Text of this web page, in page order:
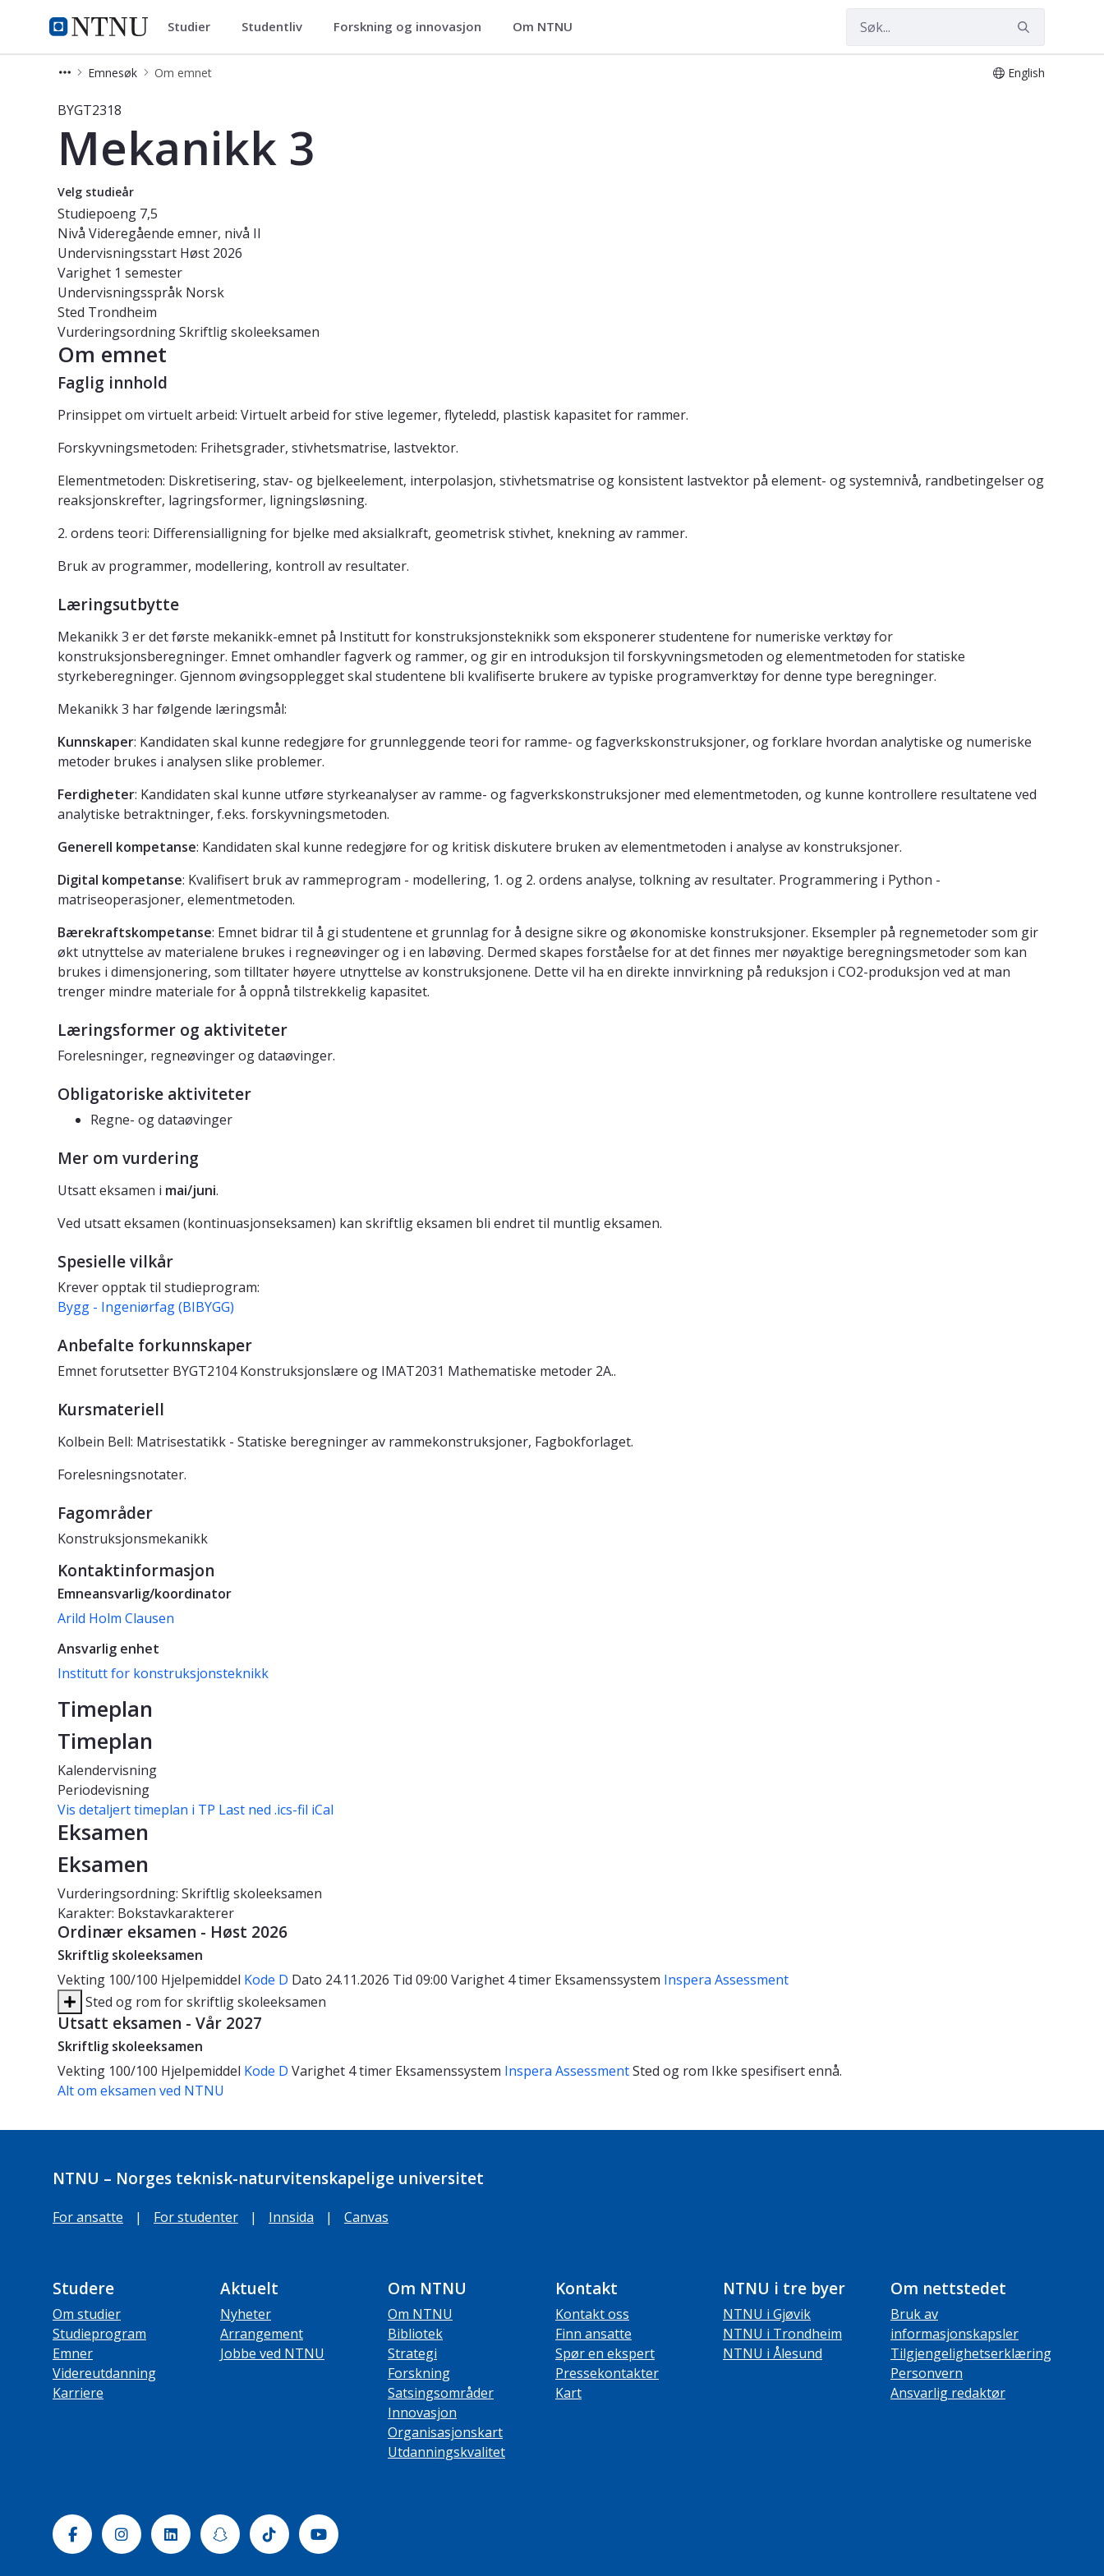
NTNU Hjemmeside
Studier Studier Studentliv Forskning og innovasjon Om NTNU
Emnesøk Om emnet English
Emne - Mekanikk 3 - BYGT2318
BYGT2318
Mekanikk 3
Velg studieår
Studiepoeng 7,5
Nivå Videregående emner, nivå II
Undervisningsstart Høst 2026
Varighet 1 semester
Undervisningsspråk Norsk
Sted Trondheim
VurderingsordningSkriftlig skoleeksamen
Om emnet
Faglig innhold
Prinsippet om virtuelt arbeid: Virtuelt arbeid for stive legemer, flyteledd, plastisk kapasitet for rammer.
Forskyvningsmetoden: Frihetsgrader, stivhetsmatrise, lastvektor.
Elementmetoden: Diskretisering, stav- og bjelkeelement, interpolasjon, stivhetsmatrise og konsistent lastvektor på element- og systemnivå, randbetingelser og
reaksjonskrefter, lagringsformer, ligningsløsning.
2. ordens teori: Differensialligning for bjelke med aksialkraft, geometrisk stivhet, knekning av rammer.
Bruk av programmer, modellering, kontroll av resultater.
Læringsutbytte
Mekanikk 3 er det første mekanikk-emnet på Institutt for konstruksjonsteknikk som eksponerer studentene for numeriske verktøy for
konstruksjonsberegninger. Emnet omhandler fagverk og rammer, og gir en introduksjon til forskyvningsmetoden og elementmetoden for statiske
styrkeberegninger. Gjennom øvingsopplegget skal studentene bli kvalifiserte brukere av typiske programverktøy for denne type beregninger.
Mekanikk 3 har følgende læringsmål:
Kunnskaper: Kandidaten skal kunne redegjøre for grunnleggende teori for ramme- og fagverkskonstruksjoner, og forklare hvordan analytiske og numeriske
metoder brukes i analysen slike problemer.
Ferdigheter: Kandidaten skal kunne utføre styrkeanalyser av ramme- og fagverkskonstruksjoner med elementmetoden, og kunne kontrollere resultatene ved
analytiske betraktninger, f.eks. forskyvningsmetoden.
Generell kompetanse: Kandidaten skal kunne redegjøre for og kritisk diskutere bruken av elementmetoden i analyse av konstruksjoner.
Digital kompetanse: Kvalifisert bruk av rammeprogram - modellering, 1. og 2. ordens analyse, tolkning av resultater. Programmering i Python -
matriseoperasjoner, elementmetoden.
Bærekraftskompetanse: Emnet bidrar til å gi studentene et grunnlag for å designe sikre og økonomiske konstruksjoner. Eksempler på regnemetoder som gir
økt utnyttelse av materialene brukes i regneøvinger og i en labøving. Dermed skapes forståelse for at det finnes mer nøyaktige beregningsmetoder som kan
brukes i dimensjonering, som tilltater høyere utnyttelse av konstruksjonene. Dette vil ha en direkte innvirkning på reduksjon i CO2-produksjon ved at man
trenger mindre materiale for å oppnå tilstrekkelig kapasitet.
Læringsformer og aktiviteter
Forelesninger, regneøvinger og dataøvinger.
Obligatoriske aktiviteter
Regne- og dataøvinger
Mer om vurdering
Utsatt eksamen i mai/juni.
Ved utsatt eksamen (kontinuasjonseksamen) kan skriftlig eksamen bli endret til muntlig eksamen.
Spesielle vilkår
Krever opptak til studieprogram:
Bygg - Ingeniørfag (BIBYGG)
Anbefalte forkunnskaper
Emnet forutsetter BYGT2104 Konstruksjonslære og IMAT2031 Mathematiske metoder 2A..
Kursmateriell
Kolbein Bell: Matrisestatikk - Statiske beregninger av rammekonstruksjoner, Fagbokforlaget.
Forelesningsnotater.
Fagområder
Konstruksjonsmekanikk
Kontaktinformasjon
Emneansvarlig/koordinator
Arild Holm Clausen
Ansvarlig enhet
Institutt for konstruksjonsteknikk
Timeplan
Timeplan
Kalendervisning
Periodevisning
Vis detaljert timeplan i TP Last ned .ics-fil iCal
Eksamen
Eksamen
Vurderingsordning: Skriftlig skoleeksamen
Karakter: Bokstavkarakterer
Ordinær eksamen - Høst 2026
Skriftlig skoleeksamen
Vekting 100/100 Hjelpemiddel Kode D Dato 24.11.2026 Tid 09:00 Varighet 4 timer Eksamenssystem Inspera Assessment
Sted og rom for skriftlig skoleeksamen
Utsatt eksamen - Vår 2027
Skriftlig skoleeksamen
Vekting 100/100 Hjelpemiddel Kode D Varighet 4 timer Eksamenssystem Inspera AssessmentSted og rom Ikke spesifisert ennå.
Alt om eksamen ved NTNU
NTNU – Norges teknisk-naturvitenskapelige universitet
For ansatte | For studenter | Innsida | Canvas
Studere
Om studier
Studieprogram
Emner
Videreutdanning
Karriere
Aktuelt
Nyheter
Arrangement
Jobbe ved NTNU
Om NTNU
Om NTNU
Bibliotek
Strategi
Forskning
Satsingsområder
Innovasjon
Organisasjonskart
Utdanningskvalitet
Kontakt
Kontakt oss
Finn ansatte
Spør en ekspert
Pressekontakter
Kart
NTNU i tre byer
NTNU i Gjøvik
NTNU i Trondheim
NTNU i Ålesund
Om nettstedet
Bruk av
informasjonskapsler
Tilgjengelighetserklæring
Personvern
Ansvarlig redaktør
FacebookInstagramLinkedinSnapchatTiktok Youtube